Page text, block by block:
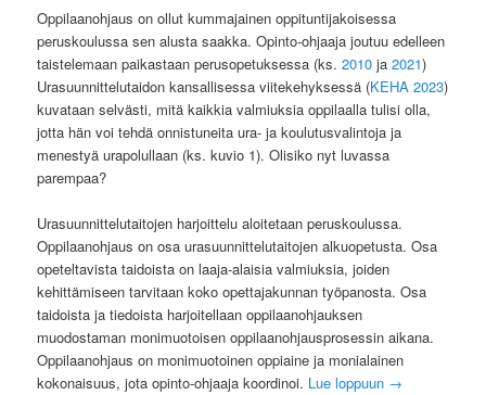
Oppilaanohjaus on ollut kummajainen oppituntijakoisessa
peruskoulussa sen alusta saakka. Opinto-ohjaaja joutuu edelleen
taistelemaan paikastaan perusopetuksessa (ks.2010ja2021)
Urasuunnittelutaidon kansallisessa viitekehyksessä (KEHA 2023)
kuvataan selvästi, mitä kaikkia valmiuksia oppilaalla tulisi olla,
jotta hän voi tehdä onnistuneita ura- ja koulutusvalintoja ja
menestyä urapolullaan (ks. kuvio 1). Olisiko nyt luvassa
parempaa?
Urasuunnittelutaitojen harjoittelu aloitetaan peruskoulussa.
Oppilaanohjaus on osa urasuunnittelutaitojen alkuopetusta. Osa
opeteltavista taidoista on laaja-alaisia valmiuksia, joiden
kehittämiseen tarvitaan koko opettajakunnan työpanosta. Osa
taidoista ja tiedoista harjoitellaan oppilaanohjauksen
muodostaman monimuotoisen oppilaanohjausprosessin aikana.
Oppilaanohjaus on monimuotoinen oppiaine ja monialainen
kokonaisuus, jota opinto-ohjaaja koordinoi. Lue loppuun →